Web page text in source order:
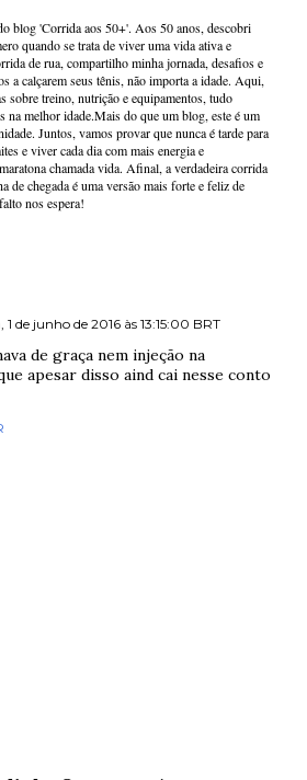
blog 'Corrida aos 50+'. Aos 50 anos, descobri
quando se trata de viver uma vida ativa e
de rua, compartilho minha jornada, desafios e
a calçarem seus tênis, não importa a idade. Aqui,
sobre treino, nutrição e equipamentos, tudo
na melhor idade.Mais do que um blog, este é um
Juntos, vamos provar que nunca é tarde para
e viver cada dia com mais energia e
chamada vida. Afinal, a verdadeira corrida
de chegada é uma versão mais forte e feliz de
nos espera!
de junho de 2016 às 13:15:00 BRT
de graça nem injeção na
apesar disso aind cai nesse conto